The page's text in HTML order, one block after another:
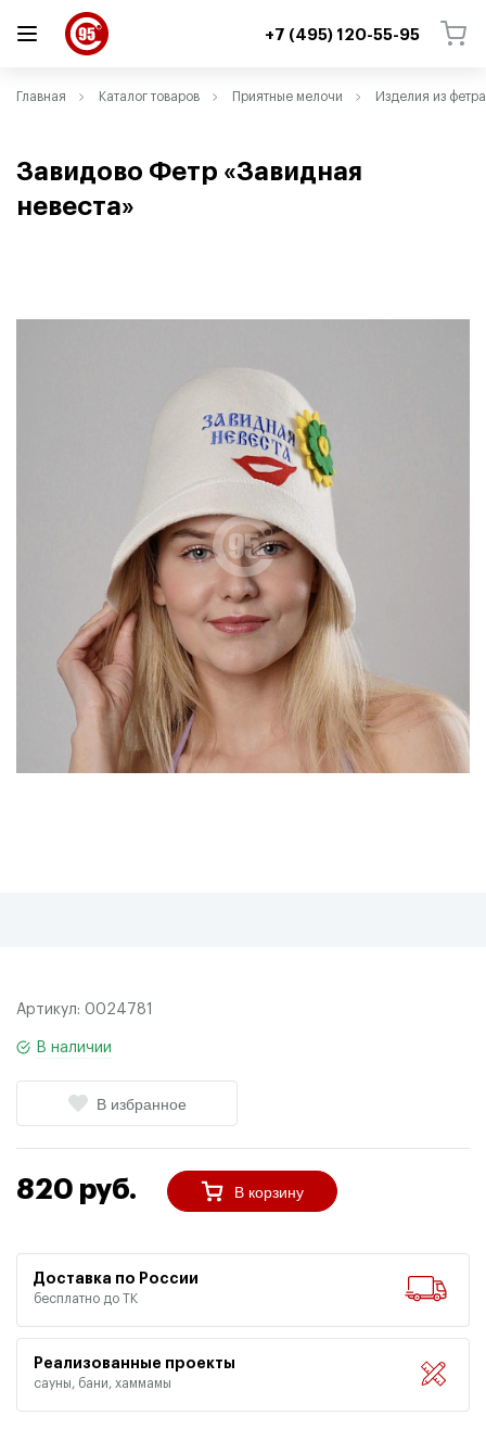
+7 (495) 120-55-95
Главная Каталог товаров Приятные мелочи Изделия из фетра
Завидово Фетр «Завидная
невеста»
Артикул: 0024781
В наличии
В избранное
820 руб. В корзину
Доставка по России
бесплатно до ТК
Реализованные проекты
сауны, бани, хаммамы
ВЕРНУТЬСЯ
ВЕРНУТЬСЯ